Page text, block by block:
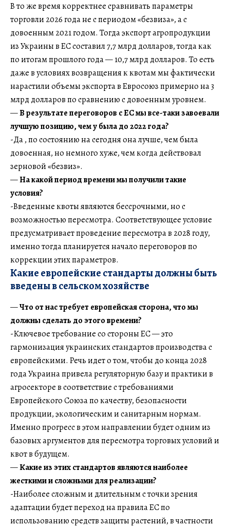
В то же время корректнее сравнивать параметры
торговли 2026 года не с периодом «безвиза», а с
довоенным 2021 годом. Тогда экспорт агропродукции
из Украины в ЕС составил 7,7 млрд долларов, тогда как
по итогам прошлого года — 10,7 млрд долларов. То есть
даже в условиях возвращения к квотам мы фактически
нарастили объемы экспорта в Евросоюз примерно на 3
млрд долларов по сравнению с довоенным уровнем.
—В результате переговоров с ЕС мы все-таки завоевали
лучшую позицию, чем у была до 2022 года?
-Да , по состоянию на сегодня она лучше, чем была
довоенная, но немного хуже, чем когда действовал
зерновой «безвиз».
—На какой период времени мы получили такие
условия?
-Введенные квоты являются бессрочными, но с
возможностью пересмотра. Соответствующее условие
предусматривает проведение пересмотра в 2028 году,
именно тогда планируется начало переговоров по
коррекции этих параметров.
Какие европейские стандарты должны быть
введены в сельском хозяйстве
—Что от нас требует европейская сторона, что мы
должны сделать до этого времени?
-Ключевое требование со стороны ЕС — это
гармонизация украинских стандартов производства с
европейскими. Речь идет о том, чтобы до конца 2028
года Украина привела регуляторную базу и практики в
агросекторе в соответствие с требованиями
Европейского Союза по качеству, безопасности
продукции, экологическим и санитарным нормам.
Именно прогресс в этом направлении будет одним из
базовых аргументов для пересмотра торговых условий и
квот в будущем.
—Какие из этих стандартов являются наиболее
жесткими и сложными для реализации?
-Наиболее сложным и длительным с точки зрения
адаптации будет переход на правила ЕС по
использованию средств защиты растений, в частности